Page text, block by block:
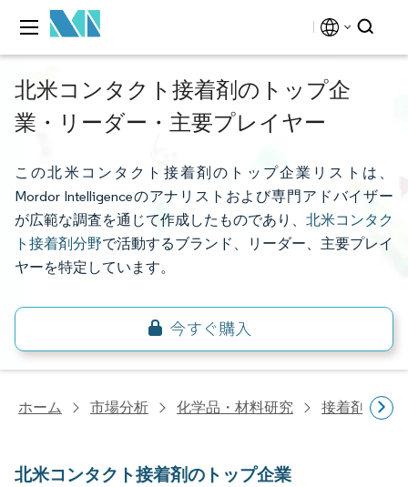
北米コンタクト接着剤のトップ企
業・リーダー・主要プレイヤー
この北米コンタクト接着剤のトップ企業リストは、
Mordor Intelligenceのアナリストおよび専門アドバイザー
が広範な調査を通じて作成したものであり、 北米コンタク
ト接着剤分野で活動するブランド、リーダー、主要プレイ
ヤーを特定しています。
ホーム 市場分析 化学品・材料研究 接着剤・シ
北米コンタクト接着剤のトップ企業